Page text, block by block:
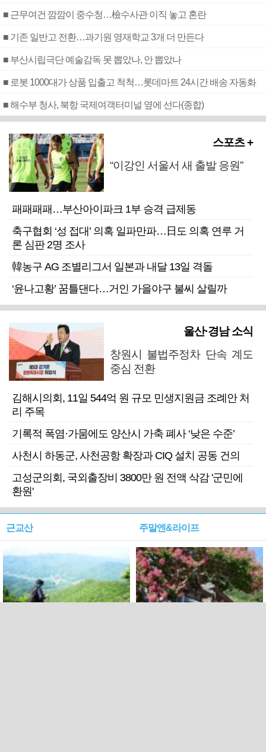
■ 근무여건 깜깜이 중수청…檢수사관 이직 놓고 혼란
■ 기존 일반고 전환…과기원 영재학교 3개 더 만든다
■ 부산시립극단 예술감독 못 뽑았나, 안 뽑았나
■ 로봇 1000대가 상품 입출고 척척…롯데마트 24시간 배송 자동화
■ 해수부 청사, 북항 국제여객터미널 옆에 선다(종합)
스포츠 +
“이강인 서울서 새 출발 응원”
패패패패…부산아이파크 1부 승격 급제동
축구협회 ‘성 접대’ 의혹 일파만파…日도 의혹 연루 거
론 심판 2명 조사
韓농구 AG 조별리그서 일본과 내달 13일 격돌
‘윤나고황’ 꿈틀댄다…거인 가을야구 불씨 살릴까
울산·경남 소식
창원시 불법주정차 단속 계도
중심 전환
김해시의회, 11일 544억 원 규모 민생지원금 조례안 처
리 주목
기록적 폭염·가뭄에도 양산시 가축 폐사 ‘낮은 수준’
사천시 하동군, 사천공항 확장과 CIQ 설치 공동 건의
고성군의회, 국외출장비 3800만 원 전액 삭감 '군민에
환원'
근교산 주말엔&라이프